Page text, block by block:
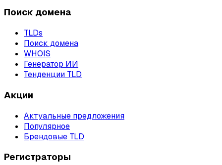
Поиск домена
TLDs
Поиск домена
WHOIS
Генератор ИИ
Тенденции TLD
Акции
Актуальные предложения
Популярное
Брендовые TLD
Регистраторы